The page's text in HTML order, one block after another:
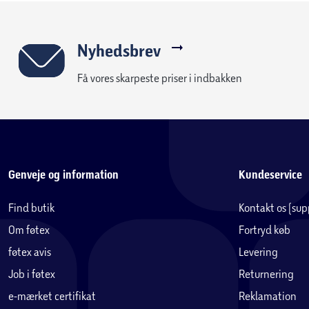
Nyhedsbrev
Få vores skarpeste priser i indbakken
Genveje og information
Find butik
Om føtex
føtex avis
Job i føtex
e-mærket certifikat
Kundeservice
Kontakt os
Fortryd køb
Levering
Returnering
Reklamation